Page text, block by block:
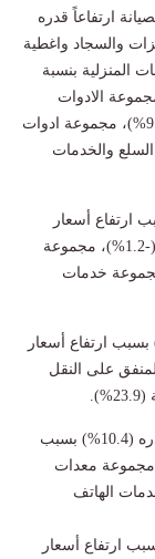
ارتفاعاً قدره
والسجاد واغطية
المفروشات المنزلية بنسبة
المنزلية بنسبة (7.3%)، مجموعة الادوات
الزجاجية وادوات المائدة والادوات المنزلية بنسبة (9.9%)، مجموعة ادوات
(13.2%)، مجموعة السلع والخدمات
ارتفاعاً قدره (5.3%) بسبب ارتفاع أسعار
مجموعة المنتجات والاجهزة والمعدات الطبية بنسبة (-1.2%)، مجموعة
الخارجية بنسبة (13.5%)، مجموعة خدمات
والمواصلات ارتفاعاً قدره (21.1%) بسبب ارتفاع أسعار
مجموعة المنفق على النقل
سجل قسم الاتصالات السلكية واللاسلكية ارتفاعاً قدره (10.4%) بسبب
خدمات البريد بنسبة (5.6%)، مجموعة معدات
مجموعة خدمات الهاتف
والترفيه ارتفاعاً قدره (14.9%) بسبب ارتفاع أسعار